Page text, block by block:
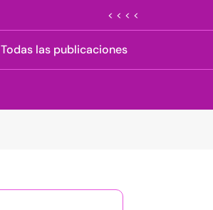
< < < <
Todas las publicaciones